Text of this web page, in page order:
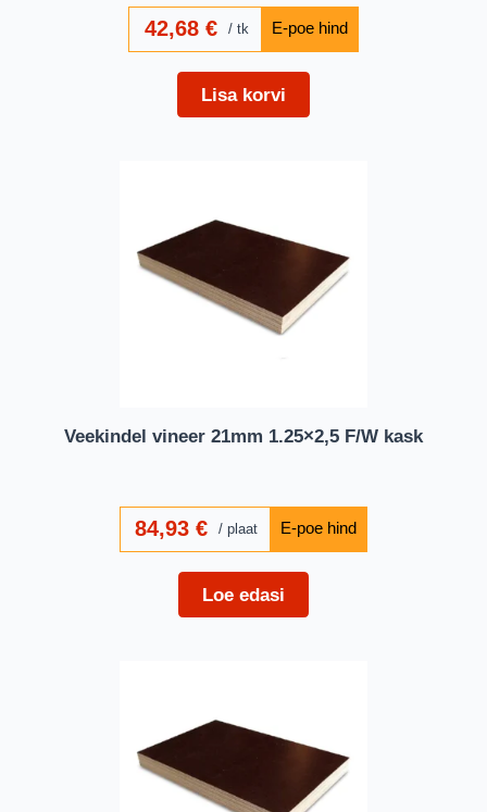
42,68 € tk
Lisa korvi
Veekindel vineer 21mm 1.25×2,5 F/W kask
84,93€ plaat
Loe edasi